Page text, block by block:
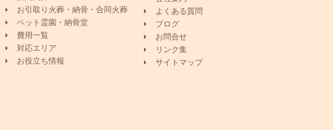
お引取り火葬・納骨・合同火葬
ペット霊園・納骨堂
費用一覧
対応エリア
お役立ち情報
よくある質問
ブログ
お問合せ
リンク集
サイトマップ